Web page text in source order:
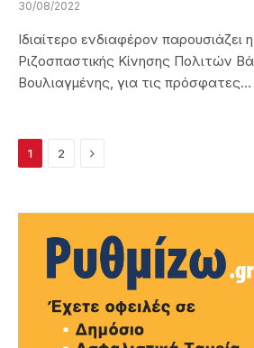
30/08/2022
Ιδιαίτερο ενδιαφέρον παρουσιάζει
Ριζοσπαστικής Κίνησης Πολιτών
Βουλιαγμένης, για τις πρόσφατες…
1 2 Next